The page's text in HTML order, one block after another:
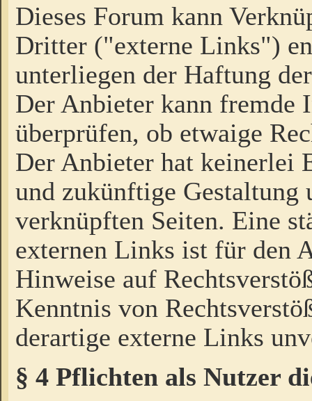
Dieses Forum kann
Dritter ("externe Links")
unterliegen der Haftung
Der Anbieter kann fremde
überprüfen, ob etwaige
Der Anbieter hat keinerlei
und zukünftige Gestaltung
verknüpften Seiten. Eine
externen Links ist für den
Hinweise auf
Kenntnis von
derartige externe Links
§ 4 Pflichten als Nutzer